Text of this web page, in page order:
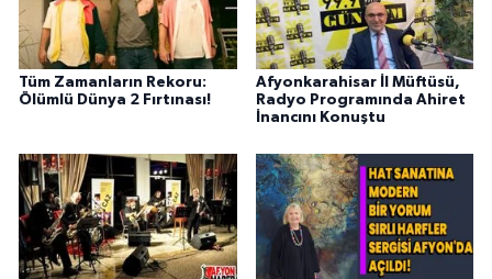
Tüm Zamanların Rekoru:
Ölümlü Dünya 2 Fırtınası!
Afyonkarahisar İl Müftüsü,
Radyo Programında Ahiret
İnancını Konuştu